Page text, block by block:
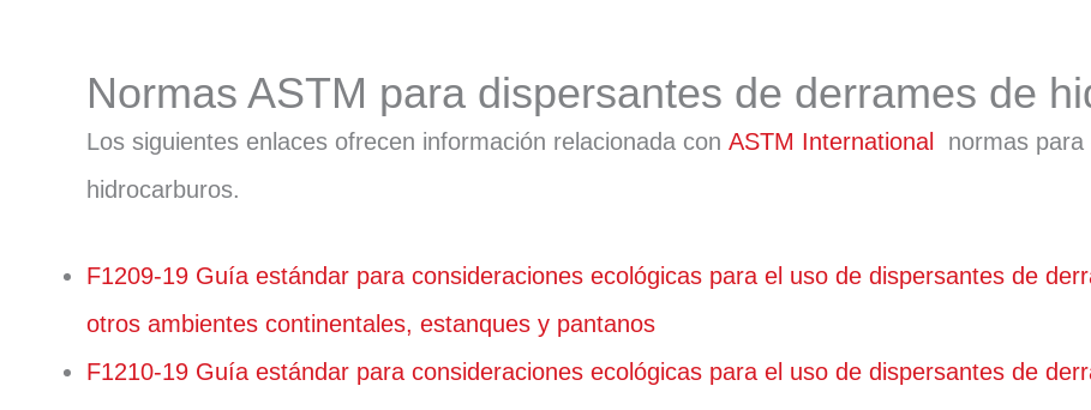
Normas ASTM para dispersantes de derrames de
Los siguientes enlaces ofrecen información relacionada con ASTM International
normas
hidrocarburos.
F1209-19 Guía estándar para consideraciones ecológicas para el uso de dispersantes de
otros ambientes continentales, estanques y pantanos
F1210-19 Guía estándar para consideraciones ecológicas para el uso de dispersantes de